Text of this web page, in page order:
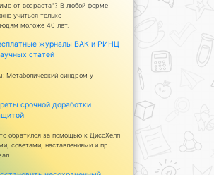
от возраста"? В любой форме
учиться только
моложе 40 лет.
журналы ВАК и РИНЦ
статей
Метаболический синдром у
срочной доработки
обратился за помощью к ДиссХелп
советами, наставлениями и пр.